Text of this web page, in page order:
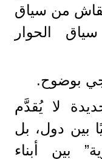
من سياق
الحوار
بوضوح.
لا يُقدَّم
بين دول، بل
بين أبناء